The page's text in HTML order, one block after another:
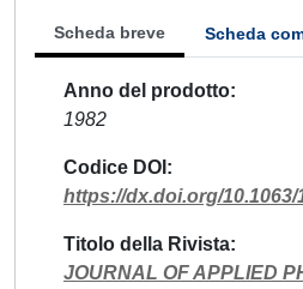
Scheda breve Scheda
Anno del prodotto
1982
Codice DOI
https://dx.doi.org/10.1063/
Titolo della Rivista
JOURNAL OF APPLIED